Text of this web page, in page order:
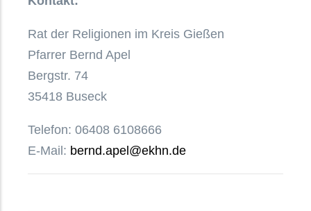
Rat der Religionen im Kreis Gießen
Pfarrer Bernd Apel
Bergstr. 74
35418 Buseck
Telefon: 06408 6108666
E-Mail: bernd.apel@ekhn.de